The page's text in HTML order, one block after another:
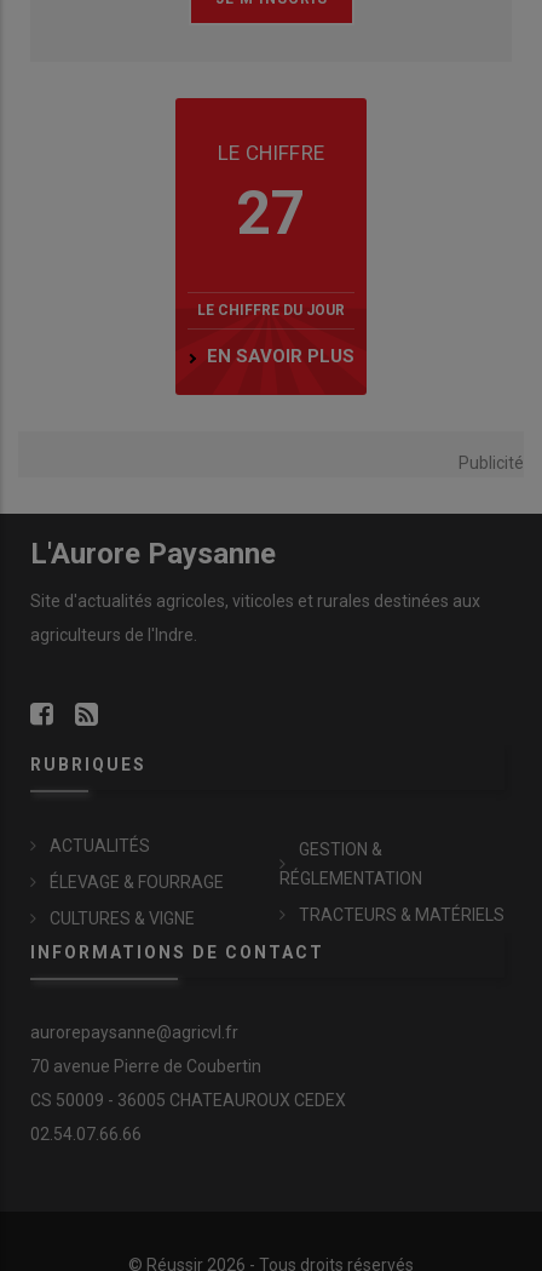
LE CHIFFRE
27
LE CHIFFRE DU JOUR
EN SAVOIR PLUS
Publicité
L'Aurore Paysanne
Site d'actualités agricoles, viticoles et rurales destinées aux
agriculteurs de l'Indre.
RUBRIQUES
ACTUALITÉS
ÉLEVAGE & FOURRAGE
CULTURES & VIGNE
GESTION &
RÉGLEMENTATION
TRACTEURS & MATÉRIELS
INFORMATIONS DE CONTACT
aurorepaysanne@agricvl.fr
70 avenue Pierre de Coubertin
CS 50009 - 36005 CHATEAUROUX CEDEX
02.54.07.66.66
© Réussir 2026 - Tous droits réservés